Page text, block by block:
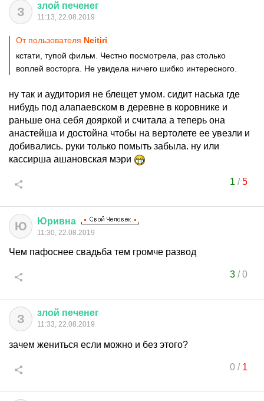
З злой печенег
11:13, 22.08.2019
От пользователя Neitiri
кстати, тупой фильм. Честно посмотрела, раз столько
воплей восторга. Не увидела ничего шибко интересного.
ну так и аудитория не блещет умом. сидит наська где
нибудь под алапаевском в деревне в коровнике и
раньше она себя дояркой и считала а теперь она
анастейша и достойна чтобы на вертолете ее увезли и
добивались. руки только помыть забыла. ну или
кассирша ашановская мэри
1 /5
Ю Юривна
11:30, 22.08.2019
Чем пафоснее свадьба тем громче развод
3/0
З злой печенег
11:33, 22.08.2019
зачем жениться если можно и без этого?
0/ 1